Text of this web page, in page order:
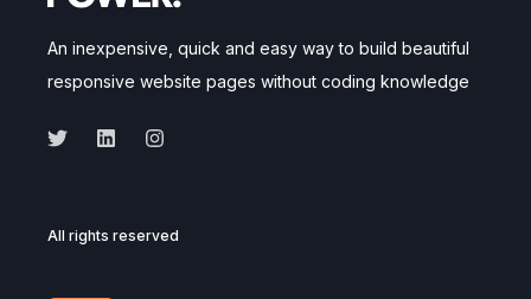
An inexpensive, quick and easy way to build beautiful
responsive website pages without coding knowledge
All rights reserved